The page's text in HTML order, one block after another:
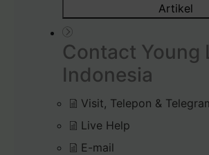
Artikel
Contact Young
Indonesia
Visit, Telepon &
Live Help
E-mail